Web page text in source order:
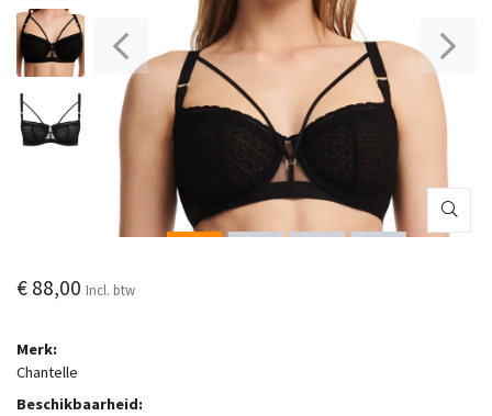
€ 88,00 Incl. btw
Merk:
Chantelle
Beschikbaarheid: